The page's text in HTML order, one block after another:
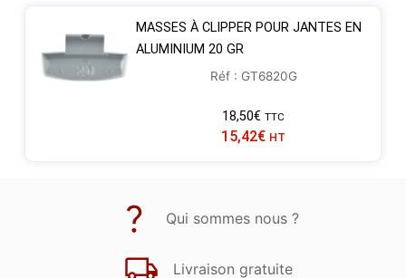
MASSES À CLIPPER POUR JANTES EN
ALUMINIUM 20 GR
Réf : GT6820G
18,50€ TTC
15,42€ HT
Qui sommes nous ?
Livraison gratuite